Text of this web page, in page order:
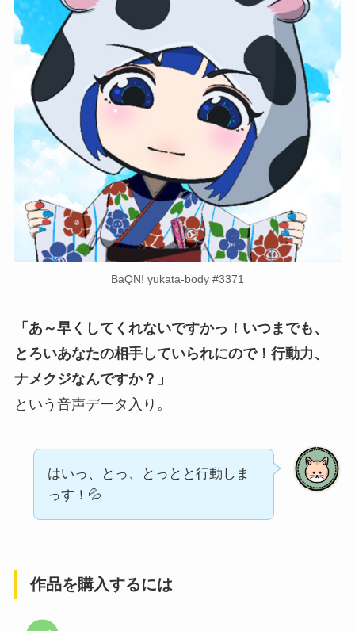
BaQN! yukata-body #3371
「あ～早くしてくれないですかっ！いつまでも、
とろいあなたの相手していられにので！行動力、
ナメクジなんですか？」
という音声データ入り。
はいっ、とっ、とっとと行動しま
っす！💦
作品を購入するには